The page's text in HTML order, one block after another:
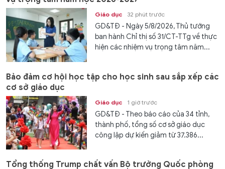
Giáo dục 32 phút trước
GD&TĐ - Ngày 5/8/2026, Thủ tướng
ban hành Chỉ thị số 31/CT-TTg về thực
hiện các nhiệm vụ trọng tâm năm...
Bảo đảm cơ hội học tập cho học sinh sau sắp xếp các
cơ sở giáo dục
Giáo dục 1 giờ trước
GD&TĐ - Theo báo cáo của 34 tỉnh,
thành phố, tổng số cơ sở giáo dục
công lập dự kiến giảm từ 37.386...
Tổng thống Trump chất vấn Bộ trưởng Quốc phòng